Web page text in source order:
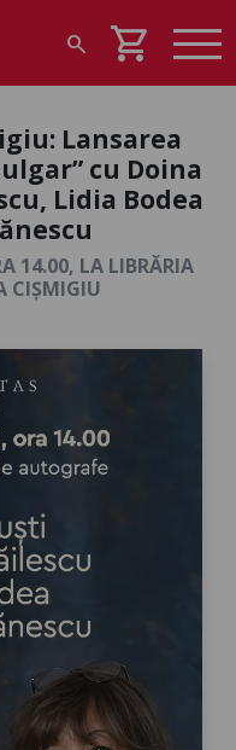
search shopping_cart
Lansarea
cu Doina
Lidia Bodea
14.00, LA LIBRĂRIA
CIȘMIGIU